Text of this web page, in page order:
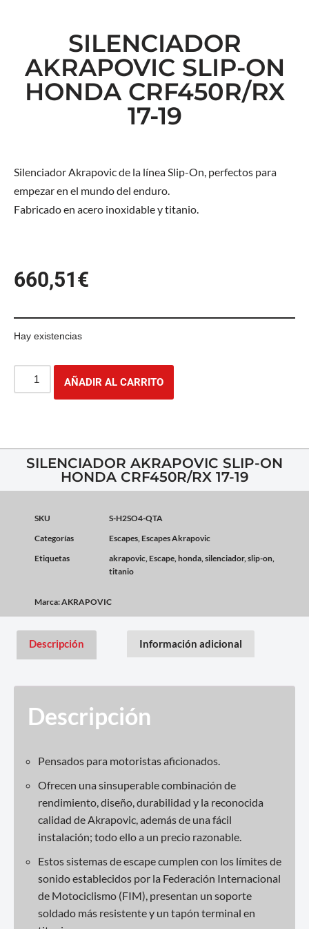
SILENCIADOR
AKRAPOVIC SLIP-ON
HONDA CRF450R/RX
17-19
Silenciador Akrapovic de la línea Slip-On, perfectos para
empezar en el mundo del enduro.
Fabricado en acero inoxidable y titanio.
660,51€
Hay existencias
AÑADIR AL CARRITO
SILENCIADOR AKRAPOVIC SLIP-ON
HONDA CRF450R/RX 17-19
SKU
S-H2SO4-QTA
Categorías
Escapes, Escapes Akrapovic
Etiquetas
akrapovic, Escape,honda,silenciador,slip-on,
titanio
Marca:AKRAPOVIC
Descripción Información adicional
Descripción
Pensados para motoristas aficionados.
Ofrecen una sinsuperable combinación de
rendimiento, diseño, durabilidad y la reconocida
calidad de Akrapovic, además de una fácil
instalación; todo ello a un precio razonable.
Estos sistemas de escape cumplen con los límites de
sonido establecidos por la Federación Internacional
de Motociclismo (FIM), presentan un soporte
soldado más resistente y un tapón terminal en